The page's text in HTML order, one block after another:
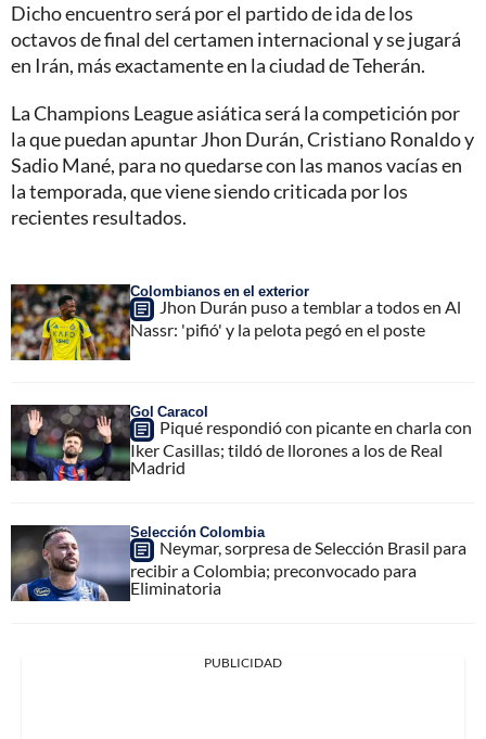
Dicho encuentro será por el partido de ida de los
octavos de final del certamen internacional y se jugará
en Irán, más exactamente en la ciudad de Teherán.
La Champions League asiática será la competición por
la que puedan apuntar Jhon Durán, Cristiano Ronaldo y
Sadio Mané, para no quedarse con las manos vacías en
la temporada, que viene siendo criticada por los
recientes resultados.
Colombianos en el exterior
Jhon Durán puso a temblar a todos en Al
Nassr: 'pifió' y la pelota pegó en el poste
Gol Caracol
Piqué respondió con picante en charla con
Iker Casillas; tildó de llorones a los de Real
Madrid
Selección Colombia
Neymar, sorpresa de Selección Brasil para
recibir a Colombia; preconvocado para
Eliminatoria
PUBLICIDAD